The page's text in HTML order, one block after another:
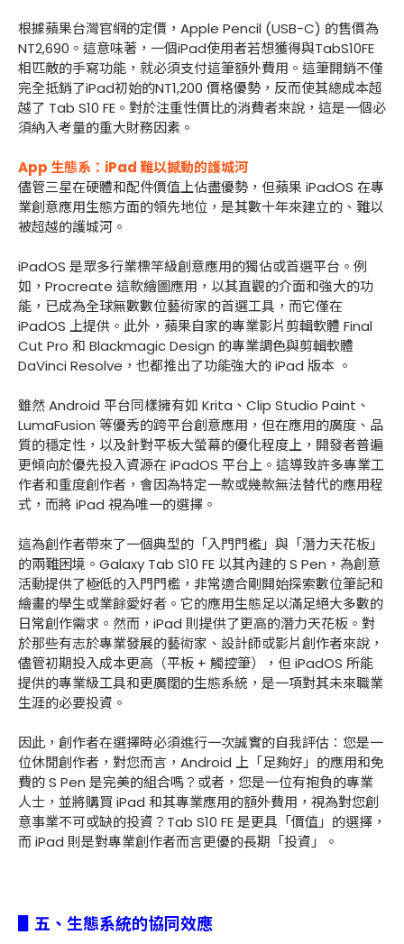
根據蘋果台灣官網的定價，Apple Pencil (USB-C) 的售價為
NT2,690。這意味著，一個iPad使用者若想獲得與TabS10FE
相匹敵的手寫功能，就必須支付這筆額外費用。這筆開銷不僅
完全抵銷了iPad初始的NT1,200 價格優勢，反而使其總成本超
越了 Tab S10 FE。對於注重性價比的消費者來說，這是一個必
須納入考量的重大財務因素。
App 生態系：iPad 難以撼動的護城河
儘管三星在硬體和配件價值上佔盡優勢，但蘋果 iPadOS 在專
業創意應用生態方面的領先地位，是其數十年來建立的、難以
被超越的護城河。
iPadOS 是眾多行業標竿級創意應用的獨佔或首選平台。例
如，Procreate 這款繪圖應用，以其直觀的介面和強大的功
能，已成為全球無數數位藝術家的首選工具，而它僅在
iPadOS 上提供。此外，蘋果自家的專業影片剪輯軟體 Final
Cut Pro 和 Blackmagic Design 的專業調色與剪輯軟體
DaVinci Resolve，也都推出了功能強大的 iPad 版本 。
雖然 Android 平台同樣擁有如 Krita、Clip Studio Paint、
LumaFusion 等優秀的跨平台創意應用，但在應用的廣度、品
質的穩定性，以及針對平板大螢幕的優化程度上，開發者普遍
更傾向於優先投入資源在 iPadOS 平台上。這導致許多專業工
作者和重度創作者，會因為特定一款或幾款無法替代的應用程
式，而將 iPad 視為唯一的選擇。
這為創作者帶來了一個典型的「入門門檻」與「潛力天花板」
的兩難困境。Galaxy Tab S10 FE 以其內建的 S Pen，為創意
活動提供了極低的入門門檻，非常適合剛開始探索數位筆記和
繪畫的學生或業餘愛好者。它的應用生態足以滿足絕大多數的
日常創作需求。然而，iPad 則提供了更高的潛力天花板。對
於那些有志於專業發展的藝術家、設計師或影片創作者來說，
儘管初期投入成本更高（平板 + 觸控筆），但 iPadOS 所能
提供的專業級工具和更廣闊的生態系統，是一項對其未來職業
生涯的必要投資。
因此，創作者在選擇時必須進行一次誠實的自我評估：您是一
位休閒創作者，對您而言，Android 上「足夠好」的應用和免
費的 S Pen 是完美的組合嗎？或者，您是一位有抱負的專業
人士，並將購買 iPad 和其專業應用的額外費用，視為對您創
意事業不可或缺的投資？Tab S10 FE 是更具「價值」的選擇，
而 iPad 則是對專業創作者而言更優的長期「投資」。
▋五、生態系統的協同效應